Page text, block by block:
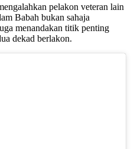
pelakon veteran lain
Babah bukan sahaja
menandakan titik penting
dekad berlakon.